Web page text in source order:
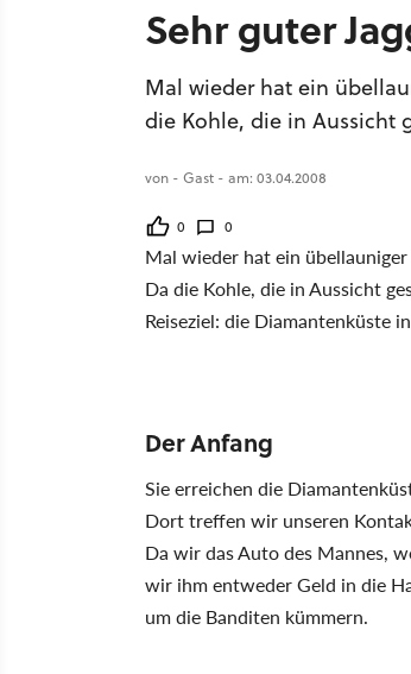
Sehr guter
Mal wieder hat ein
die Kohle, die in Aussicht
von - Gast - am: 03.04.2008
0 0
Mal wieder hat ein
Da die Kohle, die in Aussicht
Reiseziel: die Diamantenküste
Der Anfang
Sie erreichen die
Dort treffen wir unseren
Da wir das Auto des Mannes,
wir ihm entweder Geld in die
um die Banditen kümmern.